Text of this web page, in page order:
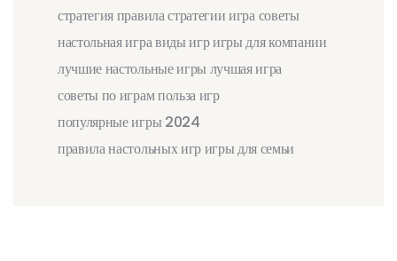
стратегияправиластратегиииграсоветы
настольная игравиды игригры для компании
лучшие настольные игры лучшая игра
советы по игрампольза игр
популярные игры 2024
правила настольных игригры для семьи